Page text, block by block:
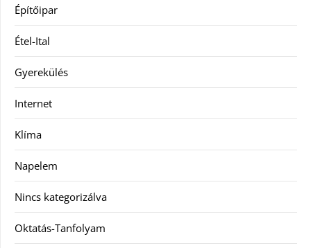
Építőipar
Étel-Ital
Gyerekülés
Internet
Klíma
Napelem
Nincs kategorizálva
Oktatás-Tanfolyam